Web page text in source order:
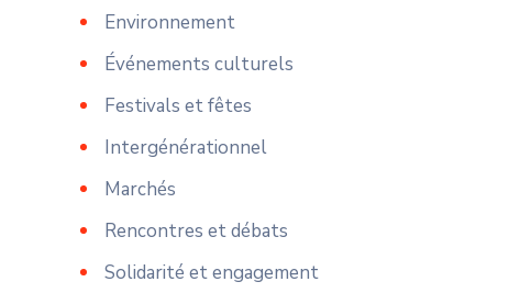
Environnement
Événements culturels
Festivals et fêtes
Intergénérationnel
Marchés
Rencontres et débats
Solidarité et engagement